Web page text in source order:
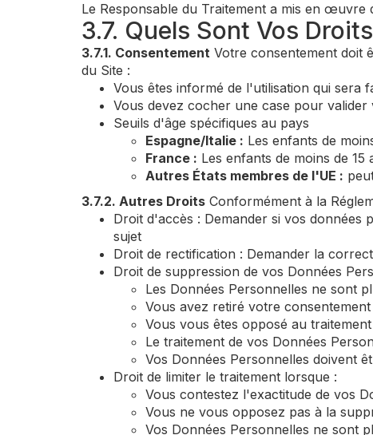
Le Responsable du Traitement a mis en
3.7. Quels Sont Vos
3.7.1. Consentement Votre consentement doit
du Site :
Vous êtes informé de l'utilisation qui sera
Vous devez cocher une case pour
Seuils d'âge spécifiques au pays
Espagne/Italie : Les enfants de
France : Les enfants de moins de
Autres États membres de l'UE :
3.7.2. Autres Droits Conformément à la
Droit d'accès : Demander si vos données
sujet
Droit de rectification : Demander la
Droit de suppression de vos Données
Les Données Personnelles ne sont
Vous avez retiré votre
Vous vous êtes opposé au
Le traitement de vos Données
Vos Données Personnelles doivent
Droit de limiter le traitement lorsque :
Vous contestez l'exactitude de vos
Vous ne vous opposez pas à la
Vos Données Personnelles ne sont